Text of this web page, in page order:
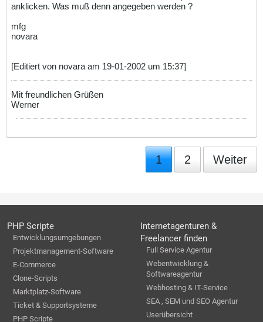
anklicken. Was muß denn angegeben werden ?
mfg
novara
[Editiert von novara am 19-01-2002 um 15:37]
Mit freundlichen Grüßen
Werner
1 2 Weiter
PHP Scripte
Entwicklungsumgebungen
Projektmanagement-Software
E-Commerce
Clone-Scripts
Marktplatz-Software
Ticket & Supportsysteme
PHP Scripte
Internetagenturen &
Freelancer finden
Full Service Agentur
Webentwicklung &
Softwareagentur
Webhosting & IT-Service
SEA , SEM und SEO Agentur
Userübersicht